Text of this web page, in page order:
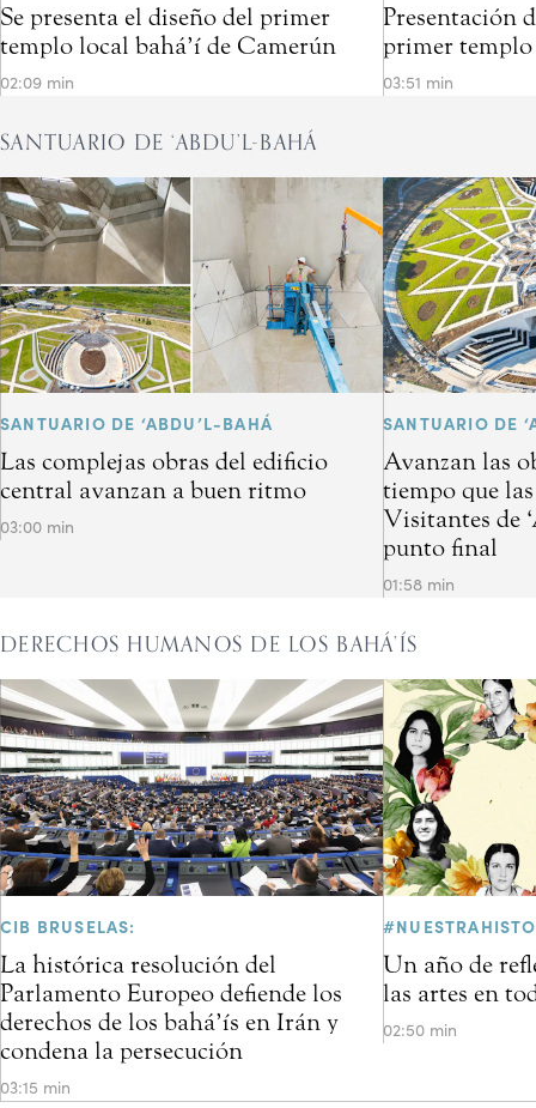
Se presenta el diseño del primer
templo local bahá’í de Camerún
02:09 min
Presentación
primer templo
03:51 min
SANTUARIO DE ‘ABDU’L-BAHÁ
SANTUARIO DE ‘ABDU’L-BAHÁ
Las complejas obras del edificio
central avanzan a buen ritmo
03:00 min
SANTUARIO DE
Avanzan las
tiempo que
Visitantes de
punto final
01:58 min
DERECHOS HUMANOS DE LOS BAHÁ’ÍS
CIB BRUSELAS:
La histórica resolución del
Parlamento Europeo defiende los
derechos de los bahá’ís en Irán y
condena la persecución
03:15 min
Un año de
las artes en
02:50 min